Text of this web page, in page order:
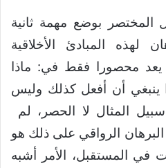
بوضع مهمة ثانية
المبادئ الأخلاقية
يعد محصورا فقط في: ماذا
ينبغي أن أفعل كذلك وليس
المثال لا الحصر، لم
البرهان الرواقي على ذلك هو
في المستقبل، الأمر أشبه